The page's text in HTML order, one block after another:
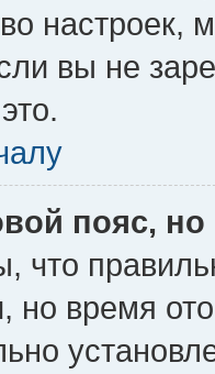
настроек,
вы не
пояс,
что
но время